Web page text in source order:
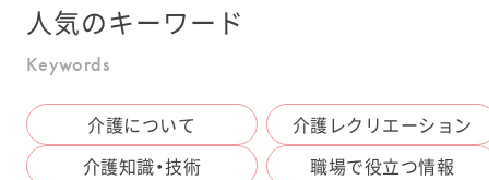
人気のキーワード
Keywords
介護について
介護レクリエーション
介護知識・技術
職場で役立つ情報